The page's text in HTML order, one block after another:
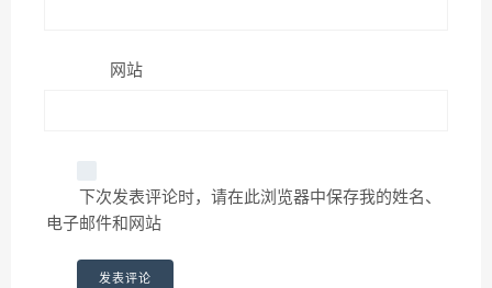
网站
下次发表评论时，请在此浏览器中保存我的姓名、
电子邮件和网站